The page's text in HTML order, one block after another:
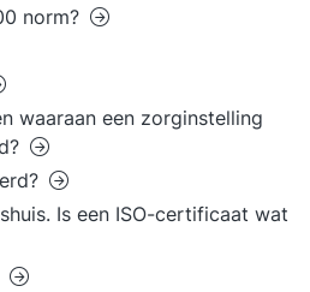
norm?
waaraan een zorginstelling
Is een ISO-certificaat wat